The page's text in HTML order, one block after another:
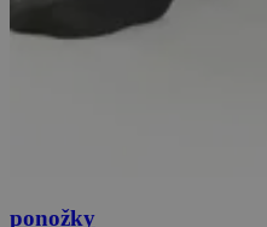
ponožky